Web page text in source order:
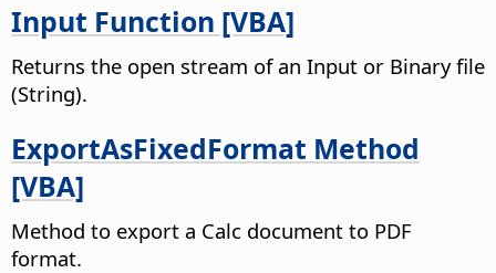
Input Function [VBA]
Returns the open stream of an Input or Binary file
(String).
ExportAsFixedFormat Method
[VBA]
Method to export a Calc document to PDF
format.